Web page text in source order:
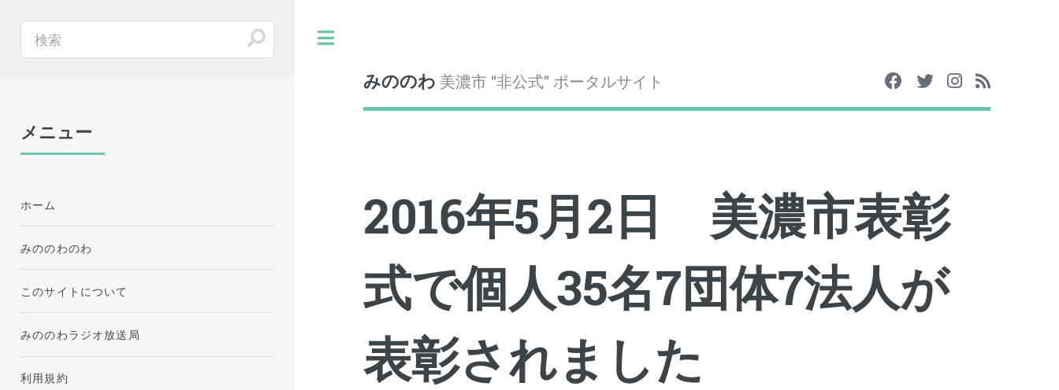
みののわ 美濃市 “非公式” ポータルサイト
2016年5月2日 美濃市表彰
式で個人35名7団体7法人が
表彰されました
メニュー
ホーム
みののわのわ
このサイトについて
みののわラジオ放送局
利用規約